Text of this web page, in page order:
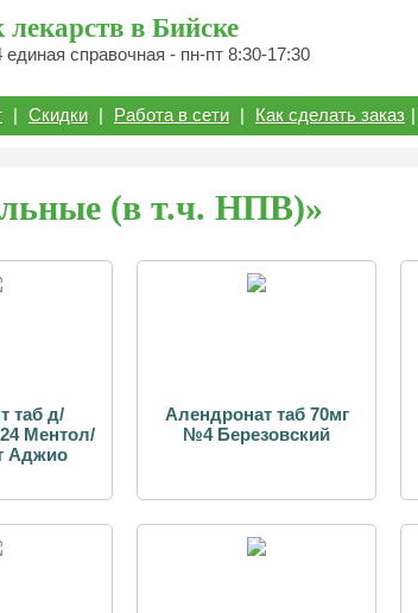
в Бийске
справочная - пн-пт 8:30-17:30
| Скидки | Работа в сети | Как сделать заказ |
(в т.ч. НПВ)»
таб д/
Ментол/
Аджио
Алендронат таб 70мг
№4 Березовский